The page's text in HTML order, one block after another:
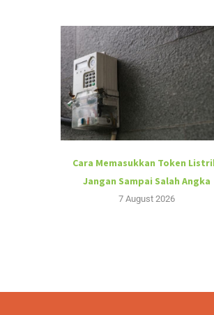
Cara Memasukkan Token
Jangan Sampai Salah Angka
7 August 2026